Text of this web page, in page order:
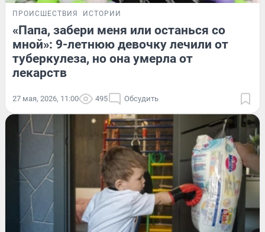
ПРОИСШЕСТВИЯ ИСТОРИИ
«Папа, забери меня или останься со
мной»: 9-летнюю девочку лечили от
туберкулеза, но она умерла от
лекарств
27 мая, 2026, 11:00 495 Обсудить